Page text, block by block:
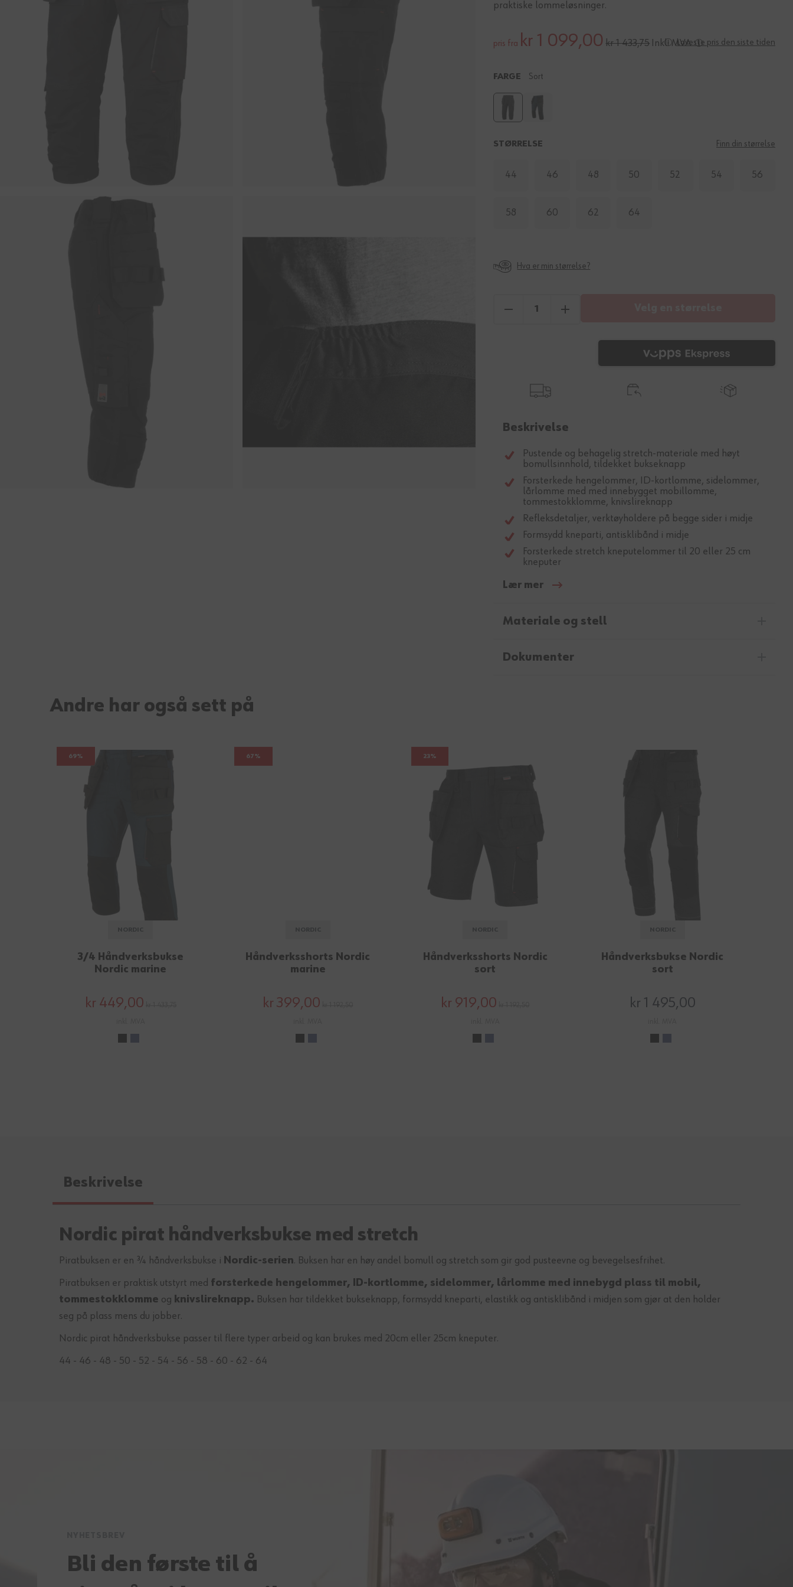
praktiske lommeløsninger.
pris fra kr 1 099,00 kr 1 433,75 Inkl. MVALaveste pris den siste tiden
FARGE Sort
STØRRELSE Finn din størrelse
44 46 48 50 52 54 56
58 60 62 64
Hva er min størrelse?
Beskrivelse
Pustende og behagelig stretch-materiale med høyt
bomullsinnhold, tildekket bukseknapp
Forsterkede hengelommer, ID-kortlomme, sidelommer,
lårlomme med med innebygget mobillomme,
tommestokklomme, knivslireknapp
Refleksdetaljer, verktøyholdere på begge sider i midje
Formsydd kneparti, antisklibånd i midje
Forsterkede stretch kneputelommer til 20 eller 25 cm
kneputer
Lær mer
Materiale og stell
Dokumenter
Andre har også sett på
69%
3/4 Håndverksbukse
Nordic marine
kr 449,00
67%
Håndverksshorts Nordic
marine
kr 399,00
23%
Håndverksshorts Nordic
sort
kr 919,00
Håndverksbukse Nordic
sort
kr 1 495,00
Beskrivelse
Nordic pirat håndverksbukse med stretch
Piratbuksen er en ¾ håndverksbukse i Nordic-serien. Buksen har en høy andel bomull og stretch som gir god pusteevne og bevegelsesfrihet.
Piratbuksen er praktisk utstyrt med forsterkede hengelommer, ID-kortlomme, sidelommer, lårlomme med innebygd plass til mobil,
tommestokklomme og knivslireknapp. Buksen har tildekket bukseknapp, formsydd kneparti, elastikk og antisklibånd i midjen som gjør at den holder
seg på plass mens du jobber.
Nordic pirat håndverksbukse passer til flere typer arbeid og kan brukes med 20cm eller 25cm kneputer.
44 - 46 - 48 - 50 - 52 - 54 - 56 - 58 - 60 - 62 - 64
Bli den første til å